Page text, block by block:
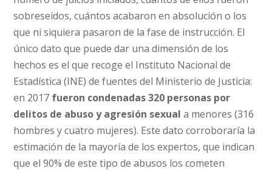
sobreseídos, cuántos acabaron en absolución o los
que ni siquiera pasaron de la fase de instrucción. El
único dato que puede dar una dimensión de los
hechos es el que recoge el Instituto Nacional de
Estadística (INE) de fuentes del Ministerio de Justicia:
en 2017 fueron condenadas 320 personas por
delitos de abuso y agresión sexual a menores (316
hombres y cuatro mujeres). Este dato corroboraría la
estimación de la mayoría de los expertos, que indican
que el 90% de este tipo de abusos los cometen